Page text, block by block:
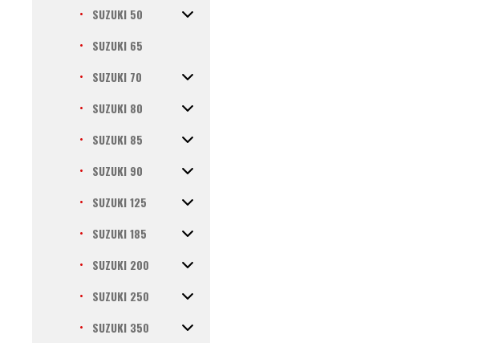
SUZUKI 50
SUZUKI 65
SUZUKI 70
SUZUKI 80
SUZUKI 85
SUZUKI 90
SUZUKI 125
SUZUKI 185
SUZUKI 200
SUZUKI 250
SUZUKI 350